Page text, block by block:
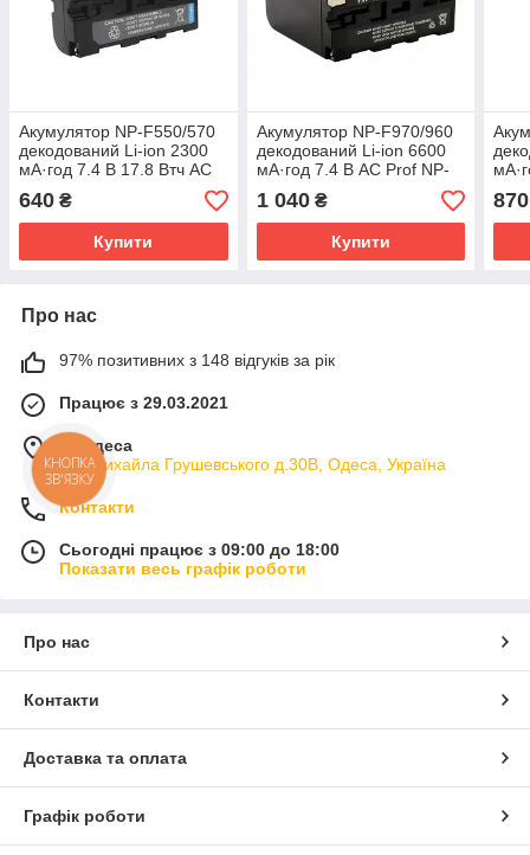
Акумулятор NP-F550/570
декодований Li-ion 2300
мА·год 7.4 В 17.8 Втч AC
Prof NP-F550
640 ₴
Купити
Акумулятор NP-F970/960
декодований Li-ion 6600
мА·год 7.4 В AC Prof NP-
F970
1 040₴
Купити
Prof
870
Про нас
97% позитивних з 148 відгуків за рік
Працює з 29.03.2021
м. Одеса
вул.Михайла Грушевського д.30В, Одеса, Україна
Контакти
Сьогодні працює з 09:00 до 18:00
Показати весь графік роботи
Про нас
Контакти
Доставка та оплата
Графік роботи
КНОПКА
ЗВ'ЯЗКУ